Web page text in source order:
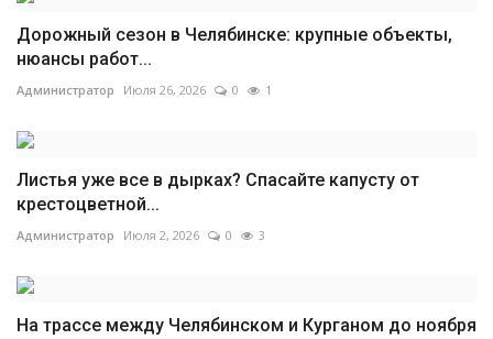
Дорожный сезон в Челябинске: крупные объекты,
нюансы работ...
Администратор Июля 26, 2026 0 1
Листья уже все в дырках? Спасайте капусту от
крестоцветной...
Администратор Июля 2, 2026 0 3
На трассе между Челябинском и Курганом до ноября